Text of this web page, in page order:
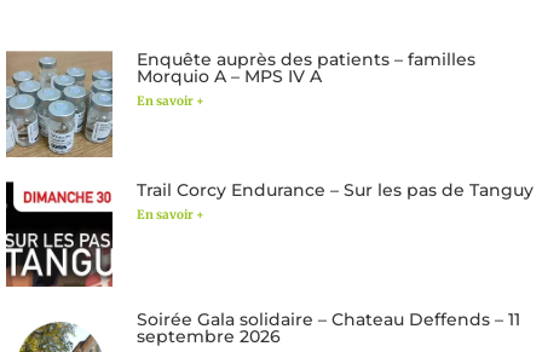
Enquête auprès des patients – familles
Morquio A – MPS IV A
En savoir +
Trail Corcy Endurance – Sur les pas de Tanguy
En savoir +
Soirée Gala solidaire – Chateau Deffends – 11
septembre 2026